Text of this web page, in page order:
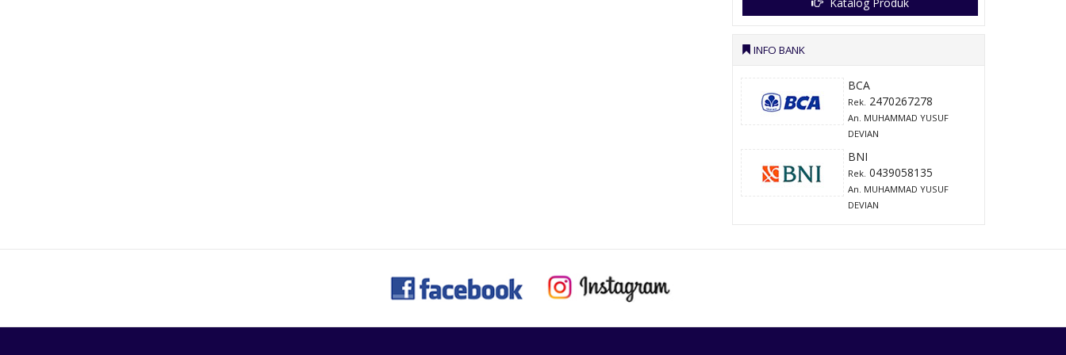
INFO BANK
BCA
Rek. 2470267278
An. MUHAMMAD YUSUF
DEVIAN
BNI
Rek. 0439058135
An. MUHAMMAD YUSUF
DEVIAN